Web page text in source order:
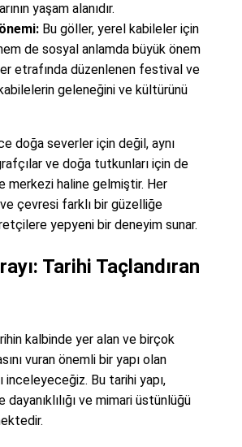
yaşam alanıdır.
Bu göller, yerel kabileler için
de sosyal anlamda büyük önem
etrafında düzenlenen festival ve
geleneğini ve kültürünü
doğa severler için değil, aynı
ve doğa tutkunları için de
merkezi haline gelmiştir. Her
çevresi farklı bir güzelliğe
yepyeni bir deneyim sunar.
Tarihi Taçlandıran
kalbinde yer alan ve birçok
vuran önemli bir yapı olan
inceleyeceğiz. Bu tarihi yapı,
dayanıklılığı ve mimari üstünlüğü